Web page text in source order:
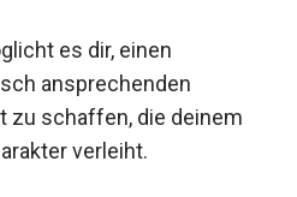
es dir, einen
ansprechenden
zu schaffen, die deinem
verleiht.